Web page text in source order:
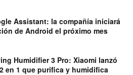
Assistant: la compañía iniciará
de Android el próximo mes
Humidifier 3 Pro: Xiaomi lanzó
en 1 que purifica y humidifica